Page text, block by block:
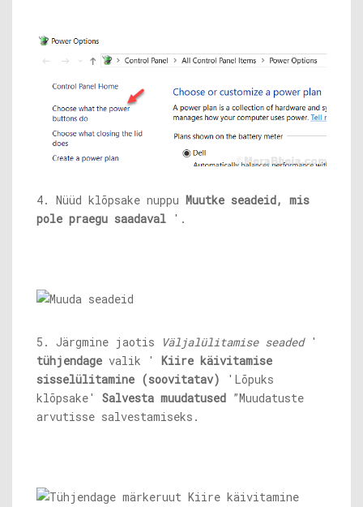
4. Nüüd klõpsake nuppu Muutke seadeid, mis
pole praegu saadaval '.
5. Järgmine jaotis Väljalülitamise seaded'
tühjendage valik ' Kiire käivitamise
sisselülitamine (soovitatav)
'Lõpuks
klõpsake' Salvesta muudatused ”Muudatuste
arvutisse salvestamiseks.